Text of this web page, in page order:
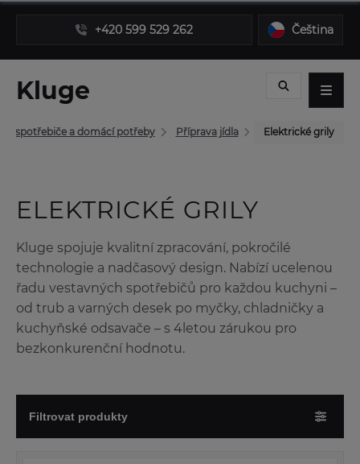
+420 599 529 262 Čeština
Kluge
spotřebiče a domácí potřeby Příprava jídla Elektrické grily
ELEKTRICKÉ GRILY
Kluge spojuje kvalitní zpracování, pokročilé
technologie a nadčasový design. Nabízí ucelenou
řadu vestavných spotřebičů pro každou kuchyni –
od trub a varných desek po myčky, chladničky a
kuchyňské odsavače – s 4letou zárukou pro
bezkonkurenční hodnotu.
Filtrovat produkty